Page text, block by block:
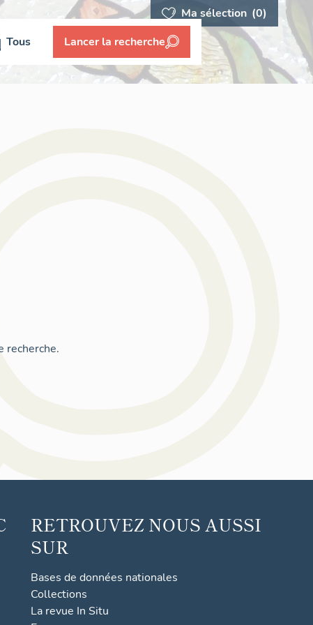
Ma sélection (0)
Tous Lancer la recherche
recherche.
RETROUVEZ NOUS AUSSI
SUR
Bases de données nationales
Collections
La revue In Situ